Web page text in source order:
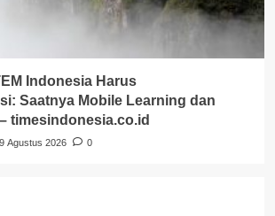
Indonesia Harus
Saatnya Mobile Learning dan
timesindonesia.co.id
9 Agustus 2026 0